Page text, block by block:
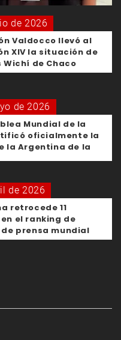
de 2026
Valdocco llevó al
XIV la situación de
Wichí de Chaco
de 2026
Mundial de la
oficialmente la
la Argentina de la
de 2026
retrocede 11
el ranking de
prensa mundial